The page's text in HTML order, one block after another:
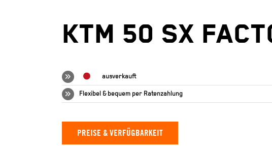
KTM 50 SX
ausverkauft
Flexibel & bequem per Ratenzahlung
PREISE & VERFÜGBARKEIT